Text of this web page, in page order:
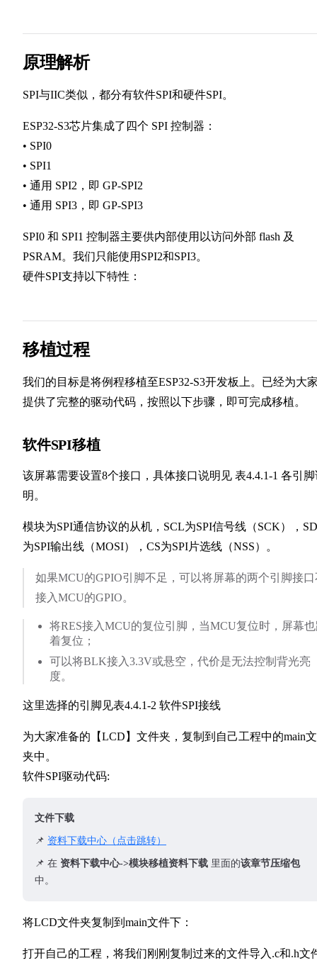
原理解析
SPI与IIC类似，都分有软件SPI和硬件SPI。
ESP32-S3芯片集成了四个 SPI 控制器：
• SPI0
• SPI1
• 通用 SPI2，即 GP-SPI2
• 通用 SPI3，即 GP-SPI3
SPI0 和 SPI1 控制器主要供内部使用以访问外部 flash 及
PSRAM。我们只能使用SPI2和SPI3。
硬件SPI支持以下特性：
移植过程
我们的目标是将例程移植至ESP32-S3开发板上。已经为大
提供了完整的驱动代码，按照以下步骤，即可完成移植。
软件SPI移植
该屏幕需要设置8个接口，具体接口说明见 表4.4.1-1 各引
明。
模块为SPI通信协议的从机，SCL为SPI信号线（SCK），
为SPI输出线（MOSI），CS为SPI片选线（NSS）。
如果MCU的GPIO引脚不足，可以将屏幕的两个引脚接口
接入MCU的GPIO。
将RES接入MCU的复位引脚，当MCU复位时，屏幕
着复位；
可以将BLK接入3.3V或悬空，代价是无法控制背光亮
度。
这里选择的引脚见表4.4.1-2 软件SPI接线
为大家准备的【LCD】文件夹，复制到自己工程中的main
夹中。
软件SPI驱动代码:
文件下载
📌 资料下载中心（点击跳转）
📌 在 资料下载中心->模块移植资料下载 里面的该章节压缩包
中。
将LCD文件夹复制到main文件下：
打开自己的工程，将我们刚刚复制过来的文件导入.c和.h文